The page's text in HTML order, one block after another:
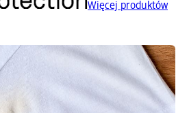
Więcej produktów